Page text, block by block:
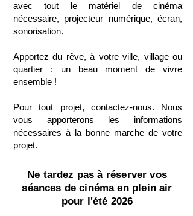
avec tout le matériel de cinéma
nécessaire, projecteur numérique, écran,
sonorisation.
Apportez du rêve, à votre ville, village ou
quartier : un beau moment de vivre
ensemble !
Pour tout projet, contactez-nous. Nous
vous apporterons les informations
nécessaires à la bonne marche de votre
projet.
Ne tardez pas à réserver vos
séances de cinéma en plein air
pour l'été 2026